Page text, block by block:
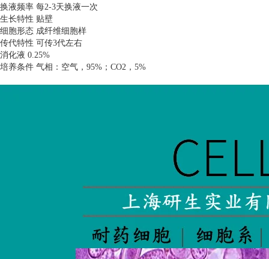
换液频率 每2-3天换液一次
生长特性 贴壁
细胞形态 成纤维细胞样
传代特性 可传3代左右
消化液 0.25%
培养条件 气相：空气， 95% ； CO2 ， 5%